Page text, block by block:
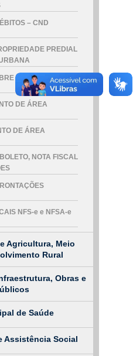
– CND
PREDIAL
SERVIÇOS
DE ÁREA
DE ÁREA
NOTA FISCAL
NFS-e e NFSA-e
Agricultura, Meio
Rural
Obras e
de Saúde
Assistência Social